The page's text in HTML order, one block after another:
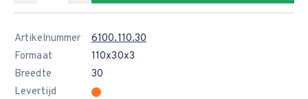
Artikelnummer
6100.110.30
Formaat
110x30x3
Breedte
30
Levertijd